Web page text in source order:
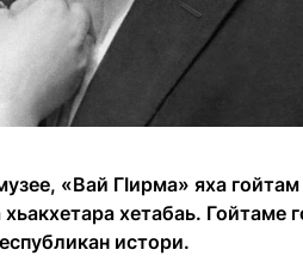
«Вай ГIирма» яха гойтам
хетабаь. Гойтаме
истори.